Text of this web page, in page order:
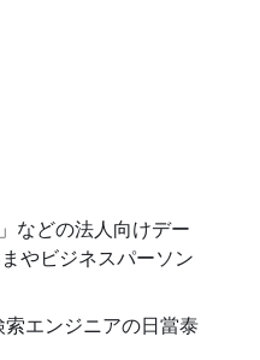
などの法人向けデー
やビジネスパーソン
エンジニアの日當泰